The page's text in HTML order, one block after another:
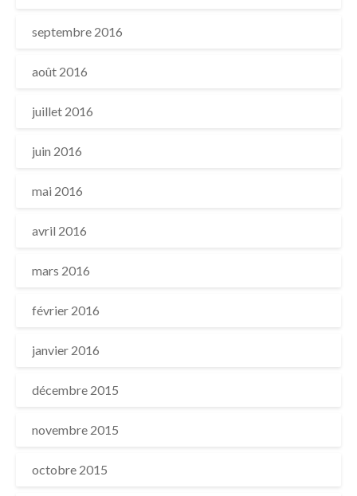
septembre 2016
août 2016
juillet 2016
juin 2016
mai 2016
avril 2016
mars 2016
février 2016
janvier 2016
décembre 2015
novembre 2015
octobre 2015